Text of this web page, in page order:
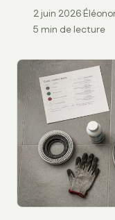
2 juin 2026·
5 min de lecture